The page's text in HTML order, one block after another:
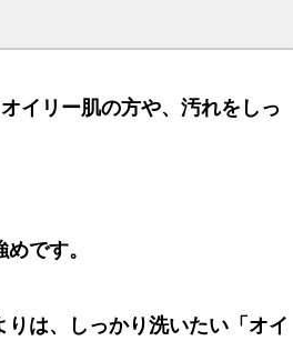
イリー肌の方や、汚れをしっ
です。
は、しっかり洗いたい「オイ